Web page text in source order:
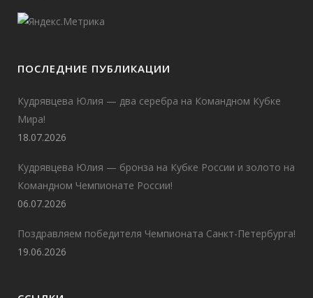
ПОСЛЕДНИЕ ПУБЛИКАЦИИ
Кудрявцева Юлия — два серебра на Командном Кубке
Мира!
18.07.2026
Кудрявцева Юлия — бронза на Кубке России и золото на
Командном Чемпионате России!
06.07.2026
Поздравляем победителя Чемпионата Санкт-Петербурга!
19.06.2026